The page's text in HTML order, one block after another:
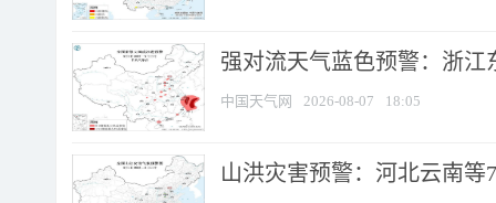
强对流天气蓝色预警：浙江
中国天气网 2026-08-07 18:05
山洪灾害预警：河北云南